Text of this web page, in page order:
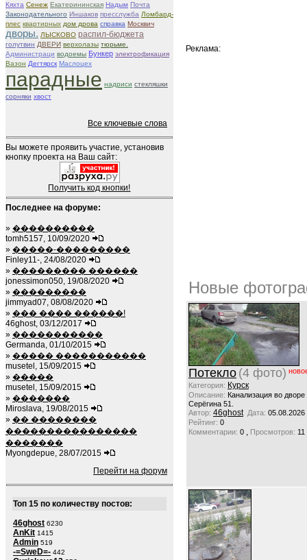
Кяхта Сенеж Екатерининская Надым Почта
Законодательного Иншаков пресслужба Ломбард-
плес квартирных дом дрова справка Москвич
дворы. ЛЫСКОВО распил-бюджета
голутвин ДВЕРИ верхолазы тюрьме.
Администраци водоемы Бункер электрофикация
Вазон Дегтярск Маслоцех
парадные надриси стекляшки
сорняки хвост
Все ключевые слова
Вы можете проявить участие, установив
кнопку проекта на Ваш сайт:
Получить код кнопки!
Последнее на форуме:
» ����������
tomh5157, 10/09/2020
» �����-���������
Finley11-, 24/08/2020
» ��������� ������
jonessimon050, 19/08/2020
» ���������
jimmyad07, 08/08/2020
» ��� ���� ������!
46ghost, 03/12/2017
» �����������
Germanda, 01/10/2015
» ����� �����������
musetel, 15/09/2015
» �����
musetel, 15/09/2015
» �������
Miroslava, 19/08/2015
» �� ��������
����������������
�������
Myongdepue, 28/07/2015
Перейти на форум
Топ 15 по количеству постов:
46ghost 6230
AnKit 1415
Admin 519
-=SweD=- 442
Реклама:
Новые
Потекло (4 фото)
Категория: Курск
Описание: Канализация во
Серёгина 51.
Автор: 46ghost Дата: 05.08.2026
Рейтинг: 0
Комментарии: 0 , Просмотров: 11